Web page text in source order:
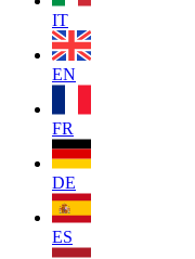
IT
EN
FR
DE
ES